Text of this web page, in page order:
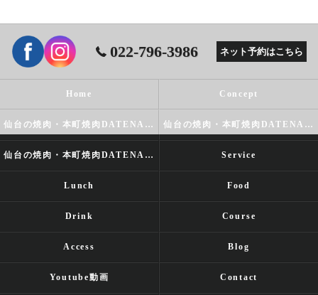
022-796-3986 ネット予約はこちら
Home Concept
仙台の焼肉・本町焼肉DATENARIの口コミ情報 仙台の焼肉・本町焼肉DATENARIの評判
仙台の焼肉・本町焼肉DATENARIのお客様の声 Service
Lunch Food
Drink Course
Access Blog
Youtube動画 Contact